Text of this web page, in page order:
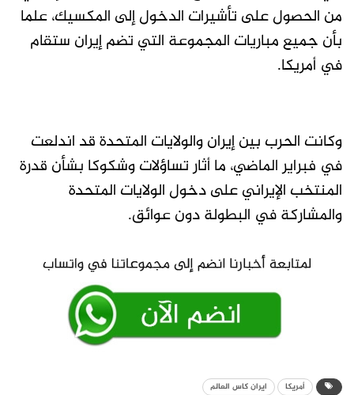
من الحصول على تأشيرات الدخول إلى المكسيك، علما
بأن جميع مباريات المجموعة التي تضم إيران ستقام
في أمريكا.
وكانت الحرب بين إيران والولايات المتحدة قد اندلعت
في فبراير الماضي، ما أثار تساؤلات وشكوكا بشأن قدرة
المنتخب الإيراني على دخول الولايات المتحدة
والمشاركة في البطولة دون عوائق.
أمريكا ايران كاس العالم